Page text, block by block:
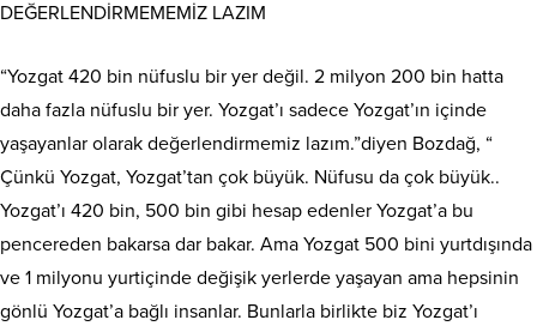
DEĞERLENDİRMEMEMİZ LAZIM
“Yozgat 420 bin nüfuslu bir yer değil. 2 milyon 200 bin hatta
daha fazla nüfuslu bir yer. Yozgat’ı sadece Yozgat’ın içinde
yaşayanlar olarak değerlendirmemiz lazım.”diyen Bozdağ, “
Çünkü Yozgat, Yozgat’tan çok büyük. Nüfusu da çok büyük..
Yozgat’ı 420 bin, 500 bin gibi hesap edenler Yozgat’a bu
pencereden bakarsa dar bakar. Ama Yozgat 500 bini yurtdışında
ve 1 milyonu yurtiçinde değişik yerlerde yaşayan ama hepsinin
gönlü Yozgat’a bağlı insanlar. Bunlarla birlikte biz Yozgat’ı